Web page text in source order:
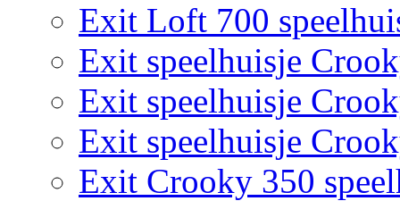
Exit Loft 700
Exit speelhuisje
Exit speelhuisje
Exit speelhuisje
Exit Crooky 350